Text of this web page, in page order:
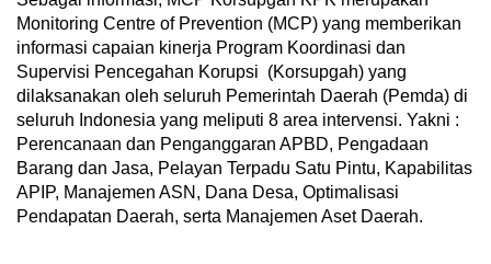
Monitoring Centre of Prevention (MCP) yang memberikan
informasi capaian kinerja Program Koordinasi dan
Supervisi Pencegahan Korupsi (Korsupgah) yang
dilaksanakan oleh seluruh Pemerintah Daerah (Pemda) di
seluruh Indonesia yang meliputi 8 area intervensi. Yakni :
Perencanaan dan Penganggaran APBD, Pengadaan
Barang dan Jasa, Pelayan Terpadu Satu Pintu, Kapabilitas
APIP, Manajemen ASN, Dana Desa, Optimalisasi
Pendapatan Daerah, serta Manajemen Aset Daerah.